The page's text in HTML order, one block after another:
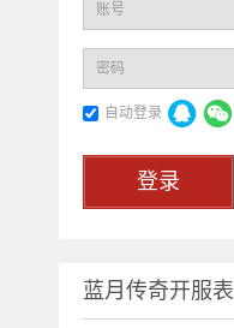
账号
密码
自动登录
登录
蓝月传奇开服表